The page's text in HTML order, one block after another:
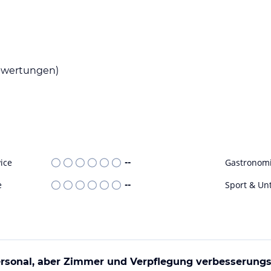
--
-- Sport &
aber Zimmer und Verpflegung